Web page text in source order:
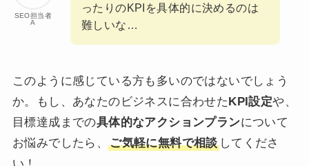
SEO担当者
A
ったりのKPIを具体的に決めるのは
難しいな…
このように感じている方も多いのではないでしょう
か。もし、あなたのビジネスに合わせたKPI設定や、
目標達成までの具体的なアクションプランについて
お悩みでしたら、ご気軽に無料で相談してくださ